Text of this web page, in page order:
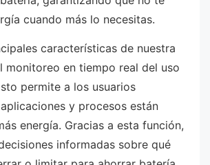
cuando más lo necesitas.
características de nuestra
monitoreo en tiempo real del uso
permite a los usuarios
y procesos están
energía. Gracias a esta función,
informadas sobre qué